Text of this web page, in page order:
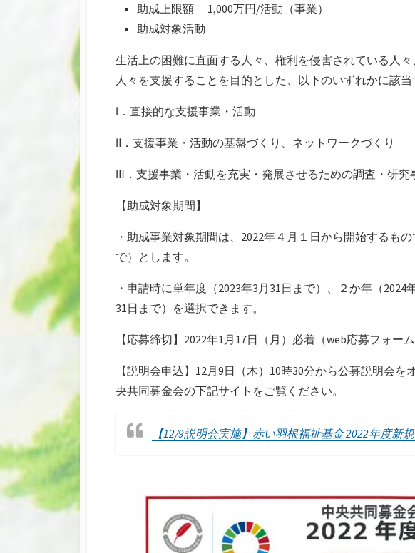
助成上限額 1,000万円/活動（事業）
助成対象活動
生活上の困難に直面する人々、権利を侵害されている人
人々を支援することを目的とした、以下のいずれかに該当
Ⅰ．直接的な支援事業・活動
Ⅱ．支援事業・活動の基盤づくり、ネットワークづくり
Ⅲ．支援事業・活動を充実・発展させるための調査・研究
【助成対象期間】
・助成事業対象期間は、2022年４月１日から開始するも
で）とします。
・申請時に単年度（2023年3月31日まで）、２か年（2024
31日まで）を選択できます。
【応募締切】2022年1月17日（月）必着（web応募フォーム
【説明会申込】12月9日（木）10時30分から公募説明会
央共同募金会の下記サイトをご覧ください。
【12/9説明会実施】赤い羽根福祉基金 2022年度新